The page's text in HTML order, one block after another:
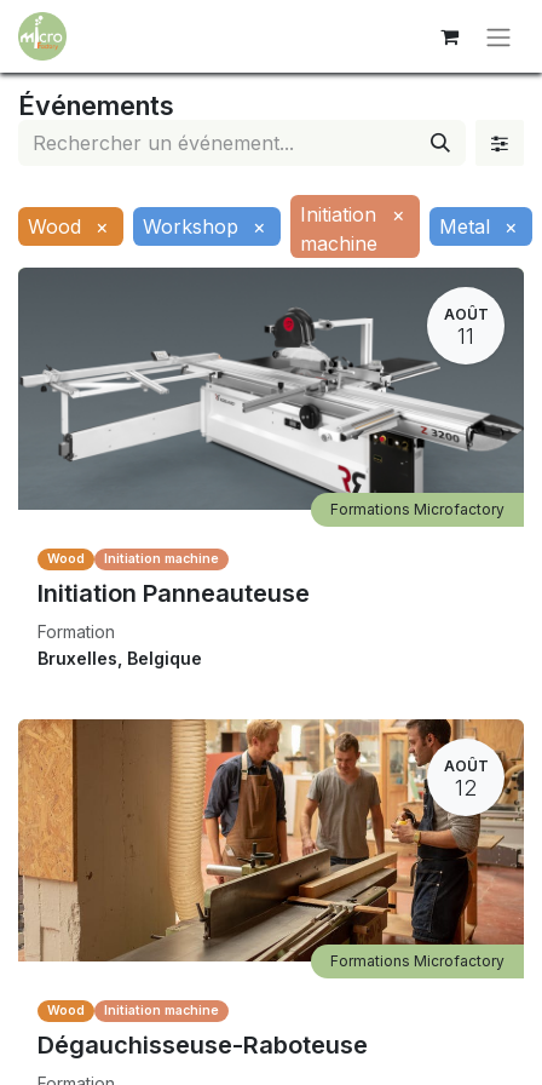
Événements
Wood × Workshop ×
Initiation
machine
× Metal ×
AOÛT
11
Wood Initiation machine
Initiation Panneauteuse
Formation
Formations Microfactory
Bruxelles Belgique
AOÛT
12
Wood Initiation machine
Dégauchisseuse-Raboteuse
Formations Microfactory